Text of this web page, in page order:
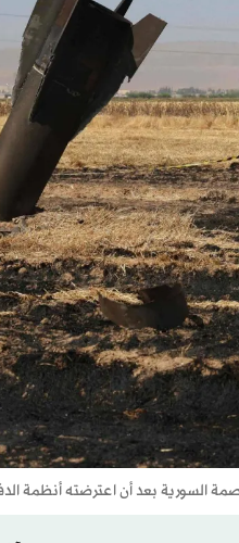
أن اعترضته أنظمة الدفاع الجوي